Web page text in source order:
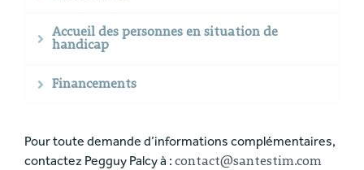
Accueil des personnes en situation de
handicap
Financements
Pour toute demande d’informations complémentaires,
contactez Pegguy Palcy à : contact@santestim.com